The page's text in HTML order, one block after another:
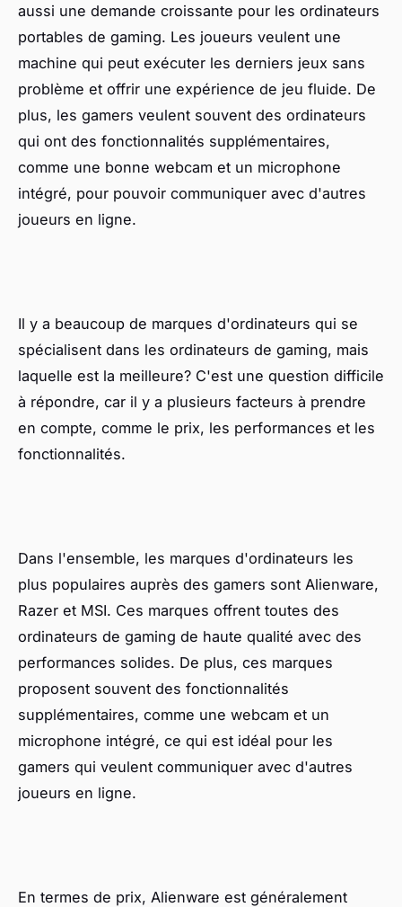
aussi une demande croissante pour les ordinateurs
portables de gaming. Les joueurs veulent une
machine qui peut exécuter les derniers jeux sans
problème et offrir une expérience de jeu fluide. De
plus, les gamers veulent souvent des ordinateurs
qui ont des fonctionnalités supplémentaires,
comme une bonne webcam et un microphone
intégré, pour pouvoir communiquer avec d'autres
joueurs en ligne.
Il y a beaucoup de marques d'ordinateurs qui se
spécialisent dans les ordinateurs de gaming, mais
laquelle est la meilleure? C'est une question difficile
à répondre, car il y a plusieurs facteurs à prendre
en compte, comme le prix, les performances et les
fonctionnalités.
Dans l'ensemble, les marques d'ordinateurs les
plus populaires auprès des gamers sont Alienware,
Razer et MSI. Ces marques offrent toutes des
ordinateurs de gaming de haute qualité avec des
performances solides. De plus, ces marques
proposent souvent des fonctionnalités
supplémentaires, comme une webcam et un
microphone intégré, ce qui est idéal pour les
gamers qui veulent communiquer avec d'autres
joueurs en ligne.
En termes de prix, Alienware est généralement